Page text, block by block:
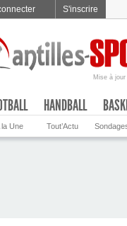
S'inscrire
Mise à
la Une Tout’Actu
HANDBALL